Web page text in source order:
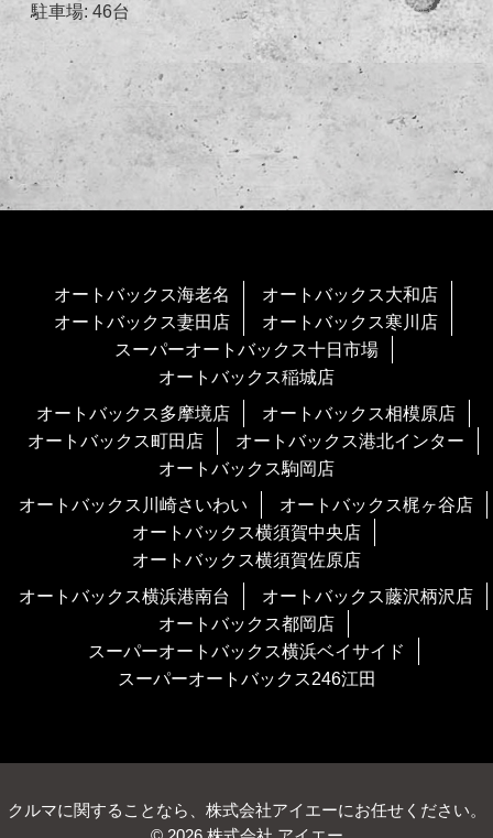
駐車場: 46台
オートバックス海老名
オートバックス大和店
オートバックス妻田店
オートバックス寒川店
スーパーオートバックス十日市場
オートバックス稲城店
オートバックス多摩境店
オートバックス相模原店
オートバックス町田店
オートバックス港北インター
オートバックス駒岡店
オートバックス川崎さいわい
オートバックス梶ヶ谷店
オートバックス横須賀中央店
オートバックス横須賀佐原店
オートバックス横浜港南台
オートバックス藤沢柄沢店
オートバックス都岡店
スーパーオートバックス横浜ベイサイド
スーパーオートバックス246江田
クルマに関することなら、株式会社アイエーにお任せください。